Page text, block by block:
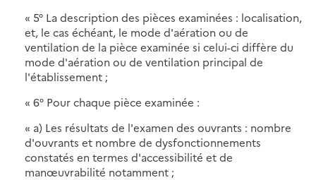
« 5° La description des pièces examinées : localisation,
et, le cas échéant, le mode d'aération ou de
ventilation de la pièce examinée si celui-ci diffère du
mode d'aération ou de ventilation principal de
l'établissement ;
« 6° Pour chaque pièce examinée :
« a) Les résultats de l'examen des ouvrants : nombre
d'ouvrants et nombre de dysfonctionnements
constatés en termes d'accessibilité et de
manœuvrabilité notamment ;